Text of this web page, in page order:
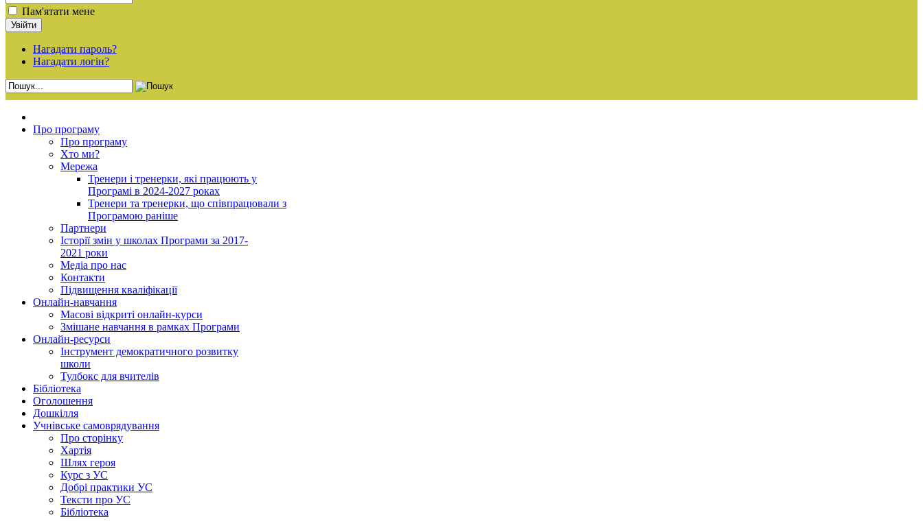
Пам'ятати мене
Нагадати пароль?
Нагадати логін?
Про програму
Про програму
Хто ми?
Мережа
Тренери і тренерки, які працюють у
Програмі в 2024-2027 роках
Тренери та тренерки, що співпрацювали з
Програмою раніше
Партнери
Історії змін у школах Програми за 2017-
2021 роки
Медіа про нас
Контакти
Підвищення кваліфікації
Онлайн-навчання
Масові відкриті онлайн-курси
Змішане навчання в рамках Програми
Онлайн-ресурси
Інструмент демократичного розвитку
школи
Тулбокс для вчителів
Бібліотека
Оголошення
Дошкілля
Учнівське самоврядування
Про сторінку
Хартія
Шлях героя
Курс з УС
Добрі практики УС
Тексти про УС
Бібліотека